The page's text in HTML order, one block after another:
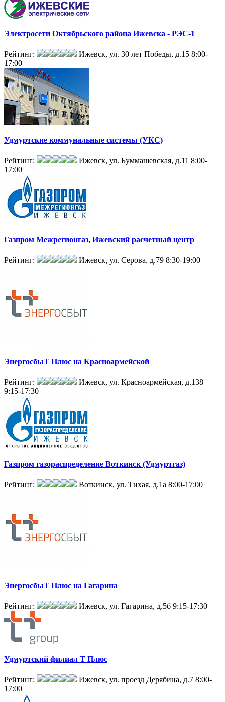
Электросети Октябрьского района Ижевска - РЭС-1
Рейтинг: Ижевск, ул. 30 лет Победы, д.15 8:00-
17:00
Удмуртские коммунальные системы (УКС)
Рейтинг: Ижевск, ул. Буммашевская, д.11 8:00-
17:00
Газпром Межрегионгаз, Ижевский расчетный центр
Рейтинг: Ижевск, ул. Серова, д.79 8:30-19:00
ЭнергосбыТ Плюс на Красноармейской
Рейтинг:
Ижевск, ул. Красноармейская, д.138
9:15-17:30
Газпром газораспределение Воткинск (Удмуртгаз)
Рейтинг: Воткинск, ул. Тихая, д.1а 8:00-17:00
ЭнергосбыТ Плюс на Гагарина
Рейтинг: Ижевск, ул. Гагарина, д.5б 9:15-17:30
Удмуртский филиал Т Плюс
Рейтинг: Ижевск, ул. проезд Дерябина, д.7 8:00-
17:00